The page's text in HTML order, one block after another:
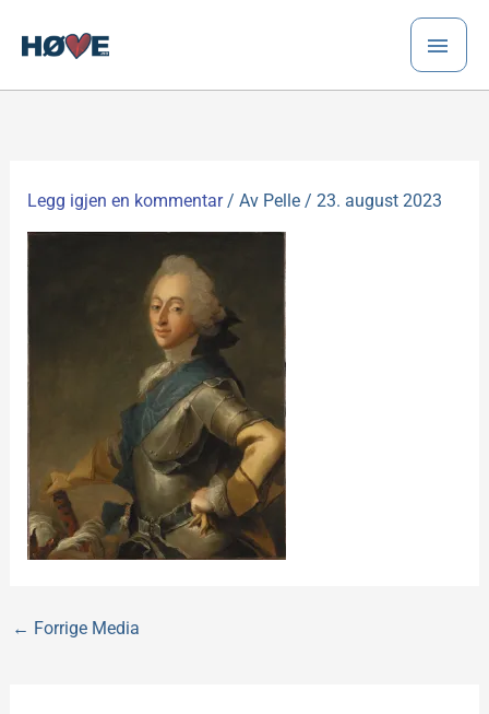
rett
innholdet
Legg igjen en kommentar / Av Pelle / 23. august 2023
← Forrige Media